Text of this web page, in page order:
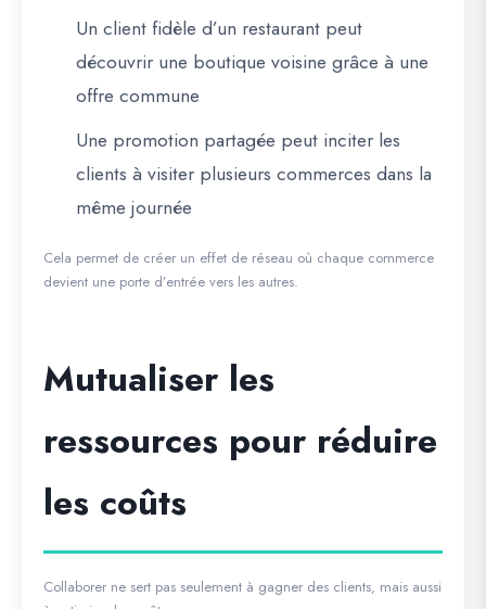
Un client fidèle d’un restaurant peut
découvrir une boutique voisine grâce à une
offre commune
Une promotion partagée peut inciter les
clients à visiter plusieurs commerces dans la
même journée
Cela permet de créer un effet de réseau où chaque commerce
devient une porte d’entrée vers les autres.
Mutualiser les
ressources pour réduire
les coûts
Collaborer ne sert pas seulement à gagner des clients, mais aussi